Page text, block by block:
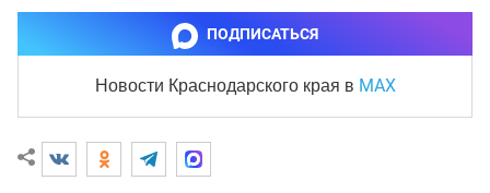
ПОДПИСАТЬСЯ
Новости Краснодарского края в MAX